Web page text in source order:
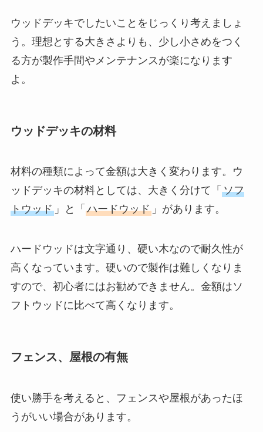
ウッドデッキでしたいことをじっくり考えましょ
う。理想とする大きさよりも、少し小さめをつく
る方が製作手間やメンテナンスが楽になります
よ。
ウッドデッキの材料
材料の種類によって金額は大きく変わります。ウ
ッドデッキの材料としては、大きく分けて「 ソフ
トウッド」と「 ハードウッド」があります。
ハードウッドは文字通り、硬い木なので耐久性が
高くなっています。硬いので製作は難しくなりま
すので、初心者にはお勧めできません。金額はソ
フトウッドに比べて高くなります。
フェンス、屋根の有無
使い勝手を考えると、フェンスや屋根があったほ
うがいい場合があります。